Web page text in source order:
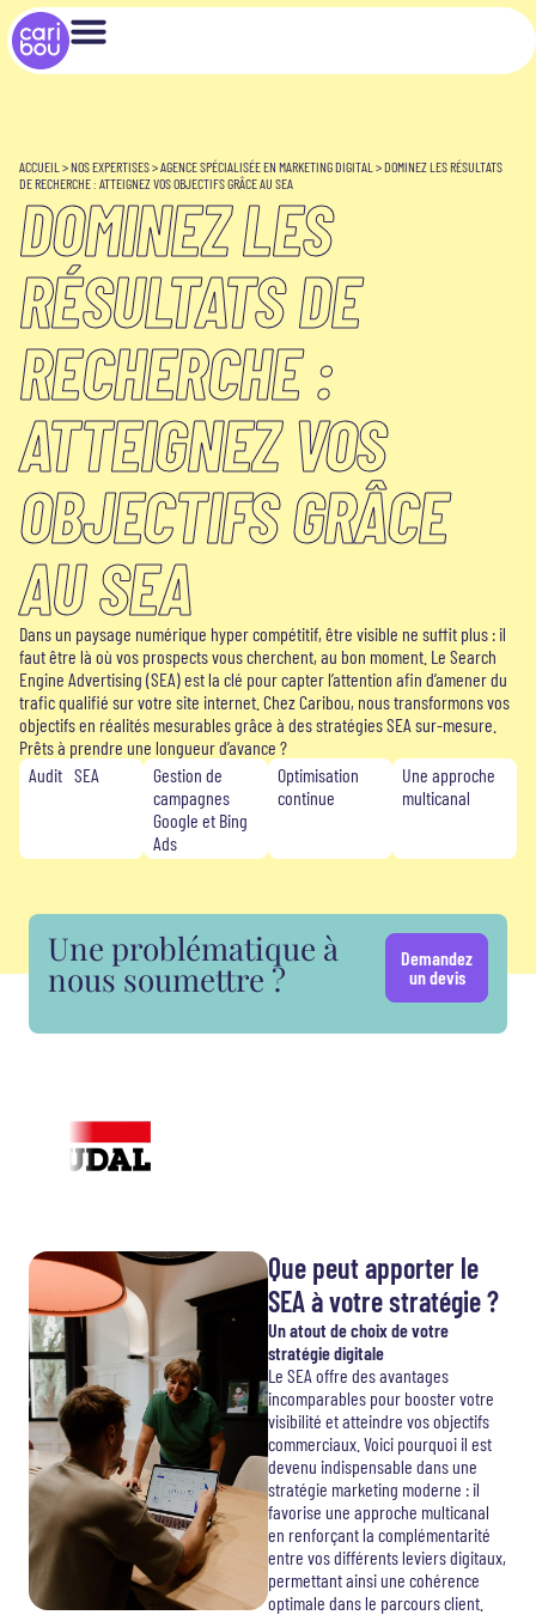
ACCUEIL >NOS EXPERTISES>AGENCE SPÉCIALISÉE EN MARKETING DIGITAL >DOMINEZ LES RÉSULTATS
DE RECHERCHE : ATTEIGNEZ VOS OBJECTIFS GRÂCE AU SEA
DOMINEZ LES
RÉSULTATS DE
RECHERCHE :
ATTEIGNEZ VOS
OBJECTIFS GRÂCE
AU SEA
Dans un paysage numérique hyper compétitif, être visible ne suffit plus : il
faut être là où vos prospects vous cherchent, au bon moment. Le Search
Engine Advertising (SEA) est la clé pour capter l’attention afin d’amener du
trafic qualifié sur votre site internet. Chez Caribou, nous transformons vos
objectifs en réalités mesurables grâce à des stratégies SEA sur-mesure.
Prêts à prendre une longueur d’avance ?
Audit SEA
Gestion de
campagnes
Google et Bing
Ads
Optimisation
continue
Une approche
multicanal
Une problématique à
nous soumettre ?
Demandez
un devis
Que peut apporter le
SEA à votre stratégie ?
Un atout de choix de votre
stratégie digitale
Le SEA offre des avantages
incomparables pour booster votre
visibilité et atteindre vos objectifs
commerciaux. Voici pourquoi il est
devenu indispensable dans une
stratégie marketing moderne : il
favorise une approche multicanal
en renforçant la complémentarité
entre vos différents leviers digitaux,
permettant ainsi une cohérence
optimale dans le parcours client.